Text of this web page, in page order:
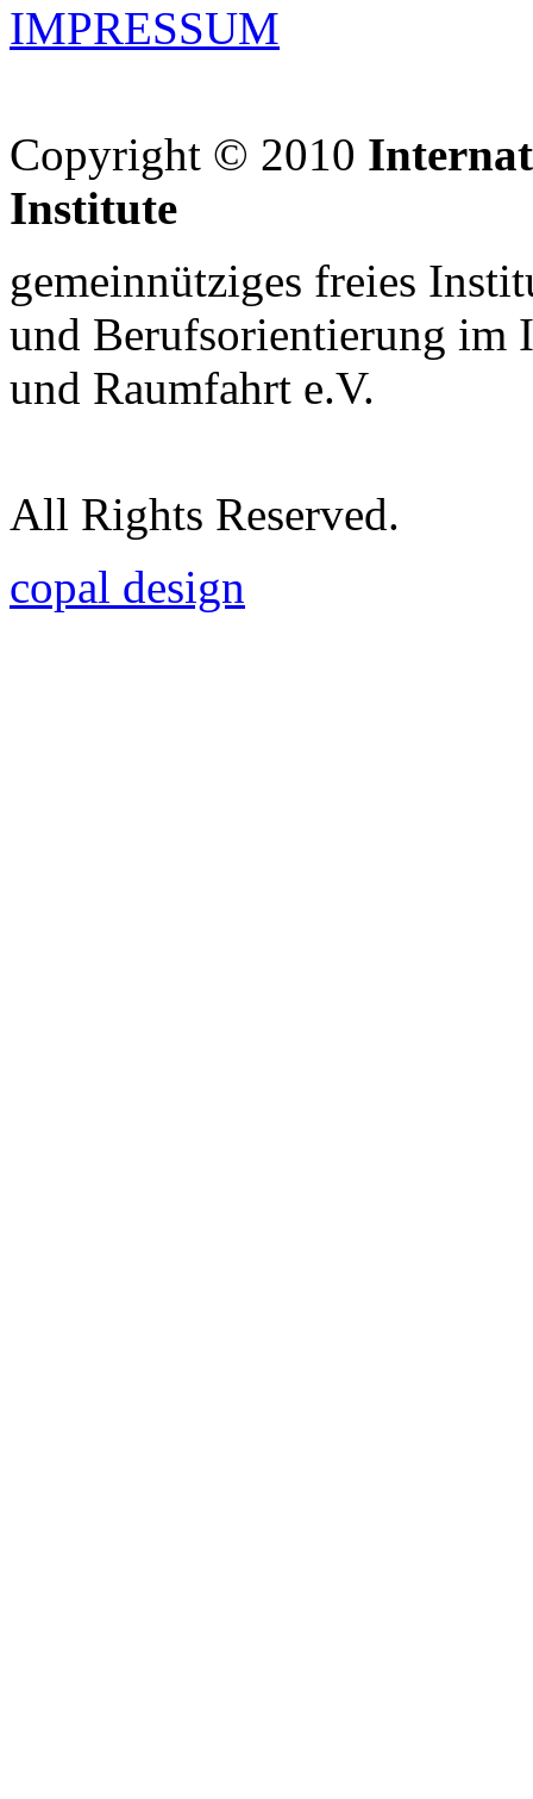
IMPRESSUM
Copyright © 2010
Institute
gemeinnütziges freies
und Berufsorientierung im
und Raumfahrt e.V.
All Rights Reserved.
copal design